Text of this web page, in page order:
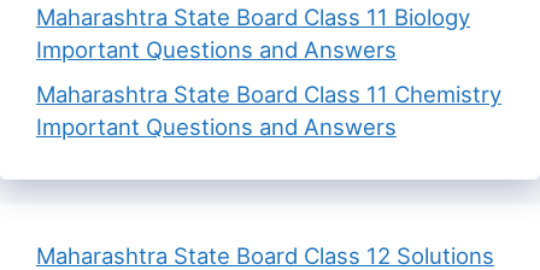
Maharashtra State Board Class 11 Biology
Important Questions and Answers
Maharashtra State Board Class 11 Chemistry
Important Questions and Answers
Maharashtra State Board Class 12 Solutions